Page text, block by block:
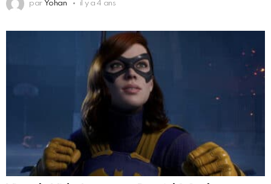
par Yohan il y a 4 ans